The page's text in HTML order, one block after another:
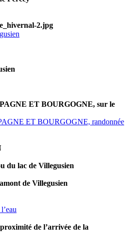
2.jpg
ET BOURGOGNE, sur le
ET BOURGOGNE, randonnée
du lac de Villegusien
de Villegusien
de l’arrivée de la